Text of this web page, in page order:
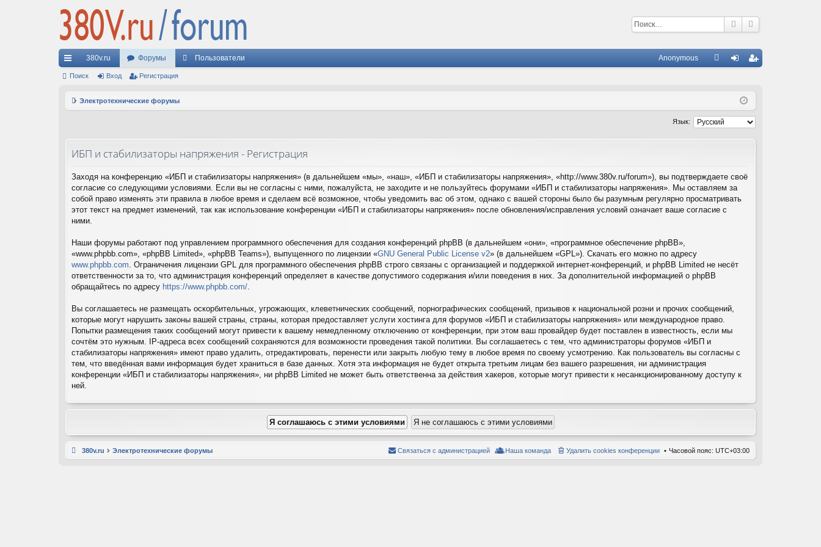
С
с
380v.ru Форумы Пользователи Anonymous
ис
Поиск Вход Регистрация
Электротехнические форумы
Язык:
ИБП и стабилизаторы напряжения - Регистрация
Заходя на конференцию «ИБП и стабилизаторы напряжения» (в дальнейшем «мы», «наш», «ИБП и стабилизаторы напряжения», «http://www.380v.ru/forum»), вы подтверждаете своё
согласие со следующими условиями. Если вы не согласны с ними, пожалуйста, не заходите и не пользуйтесь форумами «ИБП и стабилизаторы напряжения». Мы оставляем за
собой право изменять эти правила в любое время и сделаем всё возможное, чтобы уведомить вас об этом, однако с вашей стороны было бы разумным регулярно просматривать
этот текст на предмет изменений, так как использование конференции «ИБП и стабилизаторы напряжения» после обновления/исправления условий означает ваше согласие с
ними.
Наши форумы работают под управлением программного обеспечения для создания конференций phpBB (в дальнейшем «они», «программное обеспечение phpBB»,
«www.phpbb.com», «phpBB Limited», «phpBB Teams»), выпущенного по лицензии «GNU General Public License v2» (в дальнейшем «GPL»). Скачать его можно по адресу
www.phpbb.com. Ограничения лицензии GPL для программного обеспечения phpBB строго связаны с организацией и поддержкой интернет-конференций, и phpBB Limited не несёт
ответственности за то, что администрация конференций определяет в качестве допустимого содержания и/или поведения в них. За дополнительной информацией о phpBB
обращайтесь по адресу https://www.phpbb.com/.
Вы соглашаетесь не размещать оскорбительных, угрожающих, клеветнических сообщений, порнографических сообщений, призывов к национальной розни и прочих сообщений,
которые могут нарушить законы вашей страны, страны, которая предоставляет услуги хостинга для форумов «ИБП и стабилизаторы напряжения» или международное право.
Попытки размещения таких сообщений могут привести к вашему немедленному отключению от конференции, при этом ваш провайдер будет поставлен в известность, если мы
сочтём это нужным. IP-адреса всех сообщений сохраняются для возможности проведения такой политики. Вы соглашаетесь с тем, что администраторы форумов «ИБП и
стабилизаторы напряжения» имеют право удалить, отредактировать, перенести или закрыть любую тему в любое время по своему усмотрению. Как пользователь вы согласны с
тем, что введённая вами информация будет храниться в базе данных. Хотя эта информация не будет открыта третьим лицам без вашего разрешения, ни администрация
конференции «ИБП и стабилизаторы напряжения», ни phpBB Limited не может быть ответственна за действия хакеров, которые могут привести к несанкционированному доступу к
ней.
380v.ru Электротехнические форумы Часовой пояс: UTC+03:00
Удалить cookies конференции
Наша команда
Связаться с администрацией